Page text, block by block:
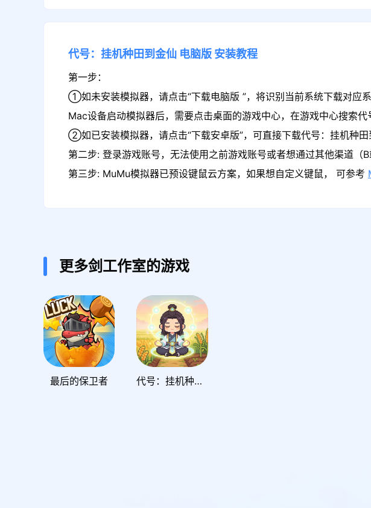
代号：挂机种田到金仙 电脑版 安装教程
第一步：
①如未安装模拟器，请点击“下载电脑版 ”，将识别当前系统下载对应
Mac设备启动模拟器后，需要点击桌面的游戏中心，在游戏中心搜索代
②如已安装模拟器，请点击“下载安卓版”，可直接下载代号：挂机种
第二步: 登录游戏账号，无法使用之前游戏账号或者想通过其他渠道
第三步: MuMu模拟器已预设键鼠云方案，如果想自定义键鼠， 可参考
更多剑工作室的游戏
最后的保卫者 代号：挂机种田到金仙